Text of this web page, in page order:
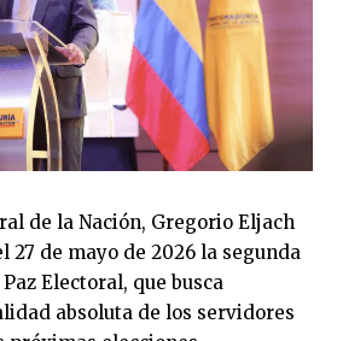
de la Nación, Gregorio Eljach
27 de mayo de 2026 la segunda
Electoral, que busca
absoluta de los servidores